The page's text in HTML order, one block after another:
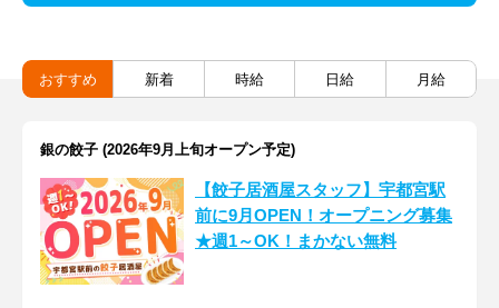
おすすめ 新着 時給 日給 月給
銀の餃子 (2026年9月上旬オープン予定)
【餃子居酒屋スタッフ】宇都宮駅
前に9月OPEN！オープニング募集
★週1～OK！まかない無料